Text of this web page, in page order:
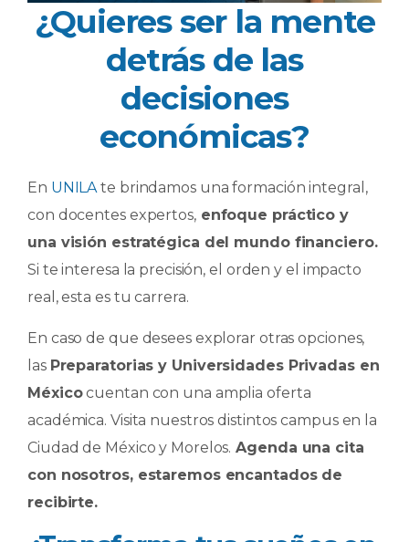
¿Quieres ser la mente
detrás de las
decisiones
económicas?
En UNILA te brindamos una formación integral,
con docentes expertos,enfoque práctico y
una visión estratégica del mundo financiero.
Si te interesa la precisión, el orden y el impacto
real, esta es tu carrera.
En caso de que desees explorar otras opciones,
las Preparatorias y Universidades Privadas en
Méxicocuentan con una amplia oferta
académica. Visita nuestros distintos campus en la
Ciudad de México y Morelos. Agenda una cita
con nosotros, estaremos encantados de
recibirte.